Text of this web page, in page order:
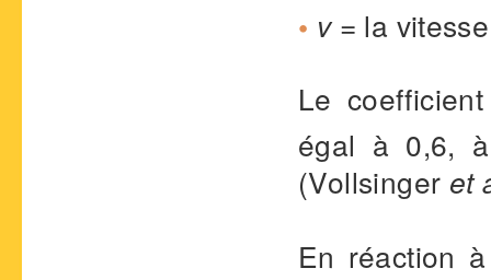
• v= la
Le
égal à 0,6, à
(Vollsinger et
En réaction